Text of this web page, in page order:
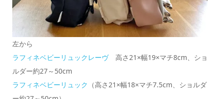
左から
ラフィネベビーリュックレーヴ高さ21×幅19×マチ8cm、ショ
ルダー約27～50cm
ラフィネベビーリュック （高さ21×幅18×マチ7.5cm、ショルダ